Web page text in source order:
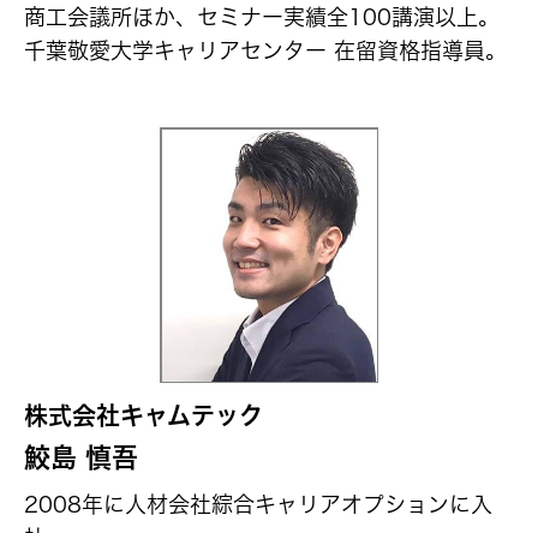
商工会議所ほか、セミナー実績全100講演以上。
千葉敬愛大学キャリアセンター 在留資格指導員。
株式会社キャムテック
鮫島 慎吾
2008年に人材会社綜合キャリアオプションに入